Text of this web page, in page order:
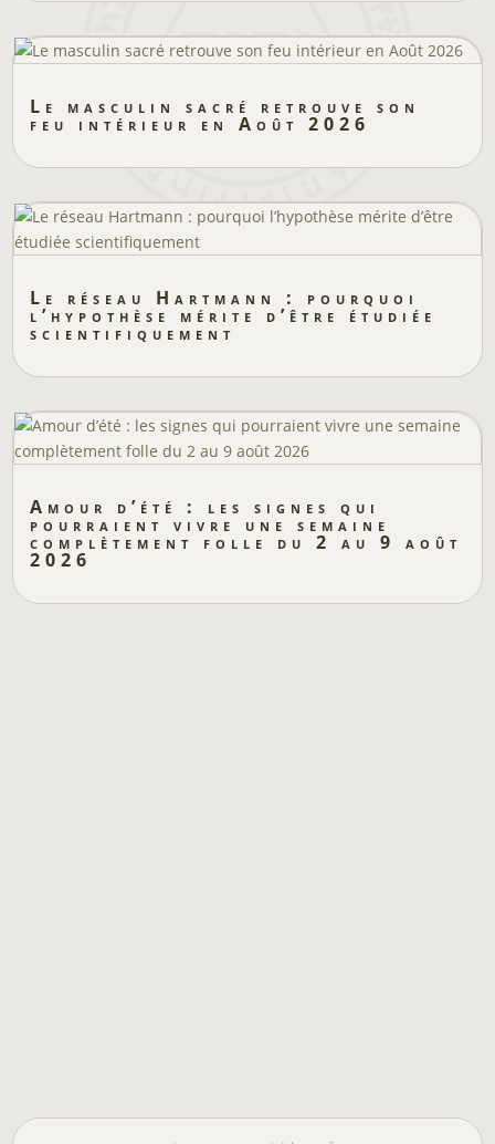
Le masculin sacré retrouve son
feu intérieur en Août 2026
Le réseau Hartmann : pourquoi
l’hypothèse mérite d’être étudiée
scientifiquement
Amour d’été : les signes qui
pourraient vivre une semaine
complètement folle du 2 au 9 août
2026